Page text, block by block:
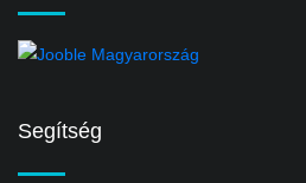
Segítség